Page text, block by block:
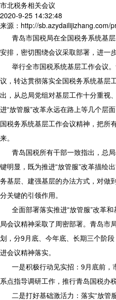
市北税务相关会议
2020-9-25 14:32:48
来源：http://sb.azydailijizhang.com/
青岛市国税局在全国税务系统基
安排，密切围绕会议采取部署，进一
举行全市国税系统基层工作会议
议，转达贯彻落实全国税务系统基层
出，从总局党组对基层工作十分重视
进“放管服”改革永远在路上等几个层
国税务系统基层工作会议精神，把所
来。
青岛国税所有干部一致指出，总
键明显，既为推进“放管服”改革描绘
务基层、建强基层的办法方式，对做
分关键的引领作用。
全面部署落实推进“放管服”改革
局会议精神采取了周密部署。青岛市
划，分9月底、今年底、长期三个阶
进会议精神落实。
一是积极行动见实招： 9月底前，
系点指导调研工作，推行青岛国税办
二是打好基础激活力：落实“放管